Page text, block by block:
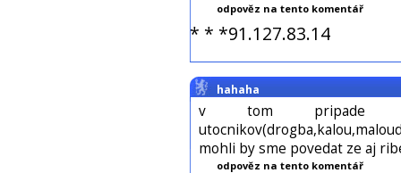
odpověz na tento komentář
* * *91.127.83.14
hahaha
v tom pripade
mohli by sme povedat ze aj
odpověz na tento komentář